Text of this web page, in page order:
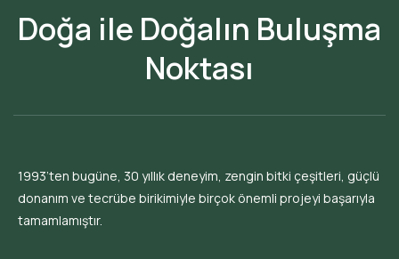
Doğa ile Doğalın Buluşma
Noktası
1993’ten bugüne, 30 yıllık deneyim, zengin bitki çeşitleri, güçlü
donanım ve tecrübe birikimiyle birçok önemli projeyi başarıyla
tamamlamıştır.